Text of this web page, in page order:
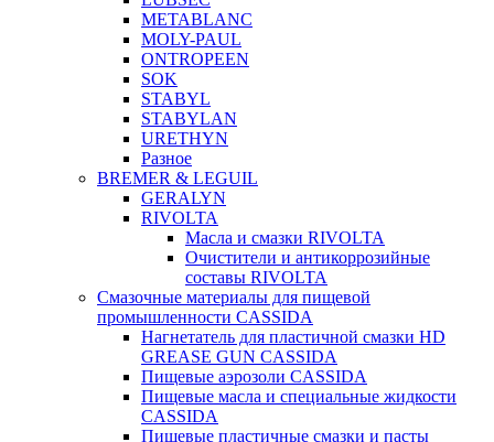
METABLANC
MOLY-PAUL
ONTROPEEN
SOK
STABYL
STABYLAN
URETHYN
Разное
BREMER & LEGUIL
GERALYN
RIVOLTA
Масла и смазки RIVOLTA
Очистители и антикоррозийные
составы RIVOLTA
Смазочные материалы для пищевой
промышленности CASSIDA
Нагнетатель для пластичной смазки HD
GREASE GUN CASSIDA
Пищевые аэрозоли CASSIDA
Пищевые масла и специальные жидкости
CASSIDA
Пищевые пластичные смазки и пасты